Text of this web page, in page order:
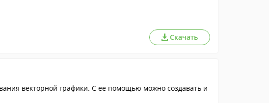
Скачать
векторной графики. С ее помощью можно создавать и